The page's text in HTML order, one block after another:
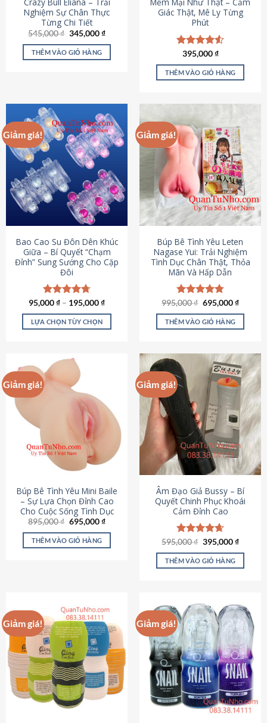
Crazy Bull Eliana – Trải
Nghiệm Sự Chân Thực
Từng Chi Tiết
545,000₫ Giá
là:
545,000 ₫.
345,000₫Giá
tại
THÊM VÀO GIỎ HÀNG
Mềm Mại Như Thật – Cảm
Giác Thật, Mê Ly Từng
Phút
Được xếp
hạng4.53
5 sao
395,000₫
THÊM VÀO GIỎ HÀNG
Giảm giá!
Bao Cao Su Đôn Dên Khúc
Giữa – Bí Quyết “Chạm
Đỉnh” Sung Sướng Cho Cặp
Đôi
Được xếp
hạng4.70
5 sao
95,000₫ – 195,000₫
LỰA CHỌN TÙY CHỌN
này
nhiều
biến
thể.
chọn
thể
chọn
trên
trang
sản
phẩm
Giảm giá!
Búp Bê Tình Yêu Leten
Nagase Yui: Trải Nghiệm
Tình Dục Chân Thật, Thỏa
Mãn Và Hấp Dẫn
Được xếp
hạng4.80
5 sao
995,000₫ Giá
là:
995,000 ₫.
695,000₫Giá
tại
THÊM VÀO GIỎ HÀNG
Giảm giá!
Búp Bê Tình Yêu Mini Baile
– Sự Lựa Chọn Đỉnh Cao
Cho Cuộc Sống Tình Dục
895,000₫ Giá
là:
895,000 ₫.
695,000₫Giá
tại
THÊM VÀO GIỎ HÀNG
Giảm giá!
Âm Đạo Giả Bussy – Bí
Quyết Chinh Phục Khoái
Cảm Đỉnh Cao
Được xếp
hạng4.64
5 sao
595,000₫ Giá
là:
595,000 ₫.
395,000₫Giá
tại
THÊM VÀO GIỎ HÀNG
Giảm giá! Giảm giá!